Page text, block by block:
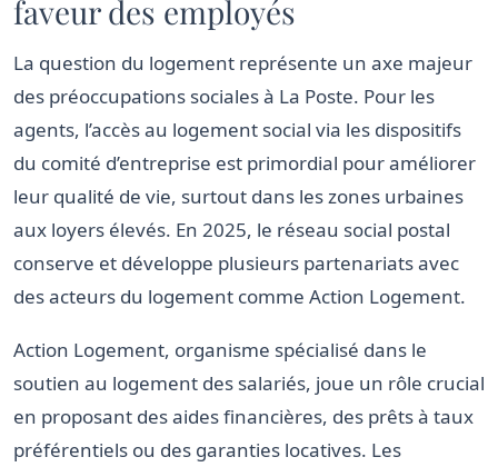
faveur des employés
La question du logement représente un axe majeur
des préoccupations sociales à La Poste. Pour les
agents, l’accès au logement social via les dispositifs
du comité d’entreprise est primordial pour améliorer
leur qualité de vie, surtout dans les zones urbaines
aux loyers élevés. En 2025, le réseau social postal
conserve et développe plusieurs partenariats avec
des acteurs du logement comme Action Logement.
Action Logement, organisme spécialisé dans le
soutien au logement des salariés, joue un rôle crucial
en proposant des aides financières, des prêts à taux
préférentiels ou des garanties locatives. Les